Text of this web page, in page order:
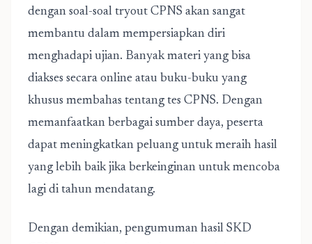
dengan soal-soal tryout CPNS akan sangat
membantu dalam mempersiapkan diri
menghadapi ujian. Banyak materi yang bisa
diakses secara online atau buku-buku yang
khusus membahas tentang tes CPNS. Dengan
memanfaatkan berbagai sumber daya, peserta
dapat meningkatkan peluang untuk meraih hasil
yang lebih baik jika berkeinginan untuk mencoba
lagi di tahun mendatang.
Dengan demikian, pengumuman hasil SKD